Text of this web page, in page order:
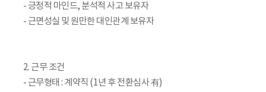
- 긍정적 마인드, 분석적 사고 보유자
- 근면성실 및 원만한 대인관계 보유자
2. 근무 조건
- 근무형태 : 계약직 (1년 후 전환심사 有)